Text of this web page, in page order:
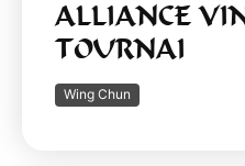
ALLIANCE
TOURNAI
Wing Chun